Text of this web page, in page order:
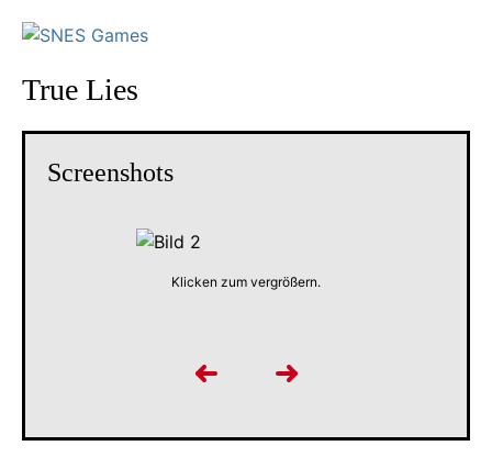
True Lies
Screenshots
Klicken zum vergrößern.